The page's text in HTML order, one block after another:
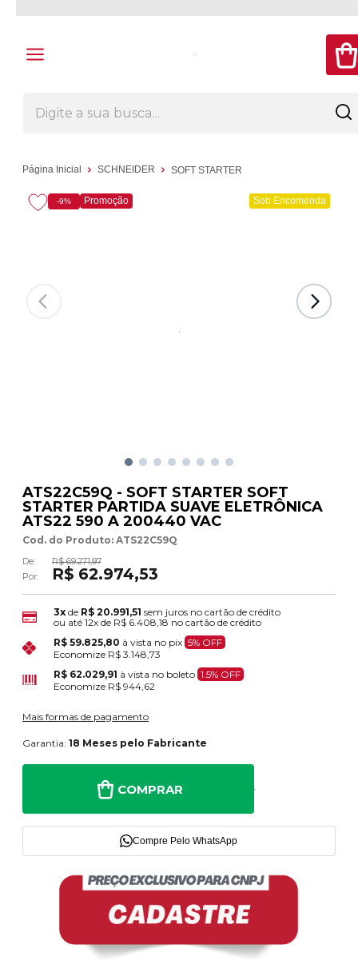
Página Inicial SCHNEIDER SOFT STARTER
-9% Promoção Sob Encomenda
ATS22C59Q - SOFT STARTER SOFT
STARTER PARTIDA SUAVE ELETRÔNICA
ATS22 590 A 200440 VAC
Cod. do Produto: ATS22C59Q
De:
R$ 69.271,97
Por:
R$ 62.974,53
3x de R$ 20.991,51 sem juros no cartão de crédito
ou até12x de R$ 6.408,18 no cartão de crédito
R$ 59.825,80 à vista no pix 5% OFF
Economize R$ 3.148,73
R$ 62.029,91 à vista no boleto 1.5% OFF
Economize R$ 944,62
Mais formas de pagamento
Garantia:18 Meses pelo Fabricante
COMPRAR
Compre Pelo WhatsApp